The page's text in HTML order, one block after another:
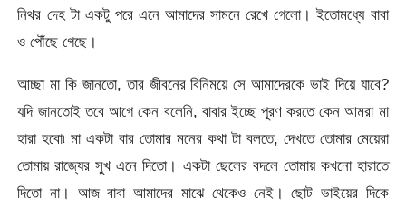
নিথর দেহ টা একটু পরে এনে আমাদের সামনে রেখে গেলো। ইতোমধ্যে বাবা
ও পৌঁছে গেছে।
আচ্ছা মা কি জানতো, তার জীবনের বিনিময়ে সে আমাদেরকে ভাই দিয়ে যাবে?
যদি জানতোই তবে আগে কেন বলেনি, বাবার ইচ্ছে পূরণ করতে কেন আমরা মা
হারা হবো৷ মা একটা বার তোমার মনের কথা টা বলতে, দেখতে তোমার মেয়েরা
তোমায় রাজ্যের সুখ এনে দিতো। একটা ছেলের বদলে তোমায় কখনো হারাতে
দিতো না। আজ বাবা আমাদের মাঝে থেকেও নেই। ছোট ভাইয়ের দিকে